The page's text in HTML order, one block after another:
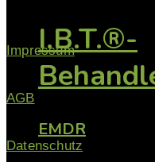
I.B.T.®-
EMDR
Impressum
AGB
Datenschutz